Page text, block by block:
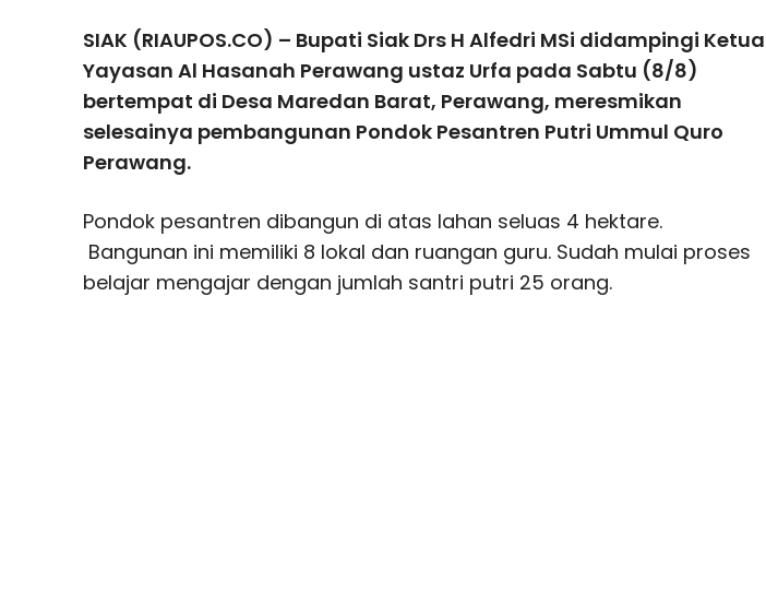
SIAK (RIAUPOS.CO) – Bupati Siak Drs H Alfedri MSi didampingi Ketua
Yayasan Al Hasanah Perawang ustaz Urfa pada Sabtu (8/8)
bertempat di Desa Maredan Barat, Perawang, meresmikan
selesainya pembangunan Pondok Pesantren Putri Ummul Quro
Perawang.
Pondok pesantren dibangun di atas lahan seluas 4 hektare.
Bangunan ini memiliki 8 lokal dan ruangan guru. Sudah mulai proses
belajar mengajar dengan jumlah santri putri 25 orang.